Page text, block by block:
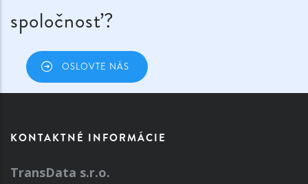
spoločnosť?
OSLOVTE NÁS
KONTAKTNÉ INFORMÁCIE
TransData s.r.o.